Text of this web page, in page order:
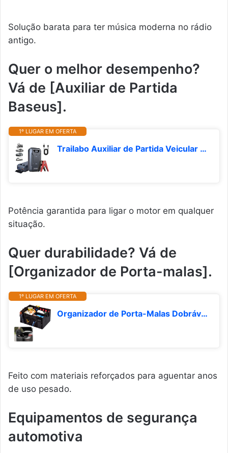
Solução barata para ter música moderna no rádio
antigo.
Quer o melhor desempenho?
Vá de [Auxiliar de Partida
Baseus].
1º LUGAR EM OFERTA
Trailabo Auxiliar de Partida Veicular Portatil 3500A, 12V Carregador de Bateria para Motores Gasolina 9L o Diésel 8L, com luz LED, Ideal para Carros, SUVS, Motocicletas
Potência garantida para ligar o motor em qualquer
situação.
Quer durabilidade? Vá de
[Organizador de Porta-malas].
1º LUGAR EM OFERTA
Organizador de Porta-Malas Dobrável Impermeável 56x40x26cm – Caixa Organizadora Automotiva com Divisórias, Bolsos Laterais e Alças Reforçadas em Oxford 600D para Carro e Viagens
Feito com materiais reforçados para aguentar anos
de uso pesado.
Equipamentos de segurança
automotiva